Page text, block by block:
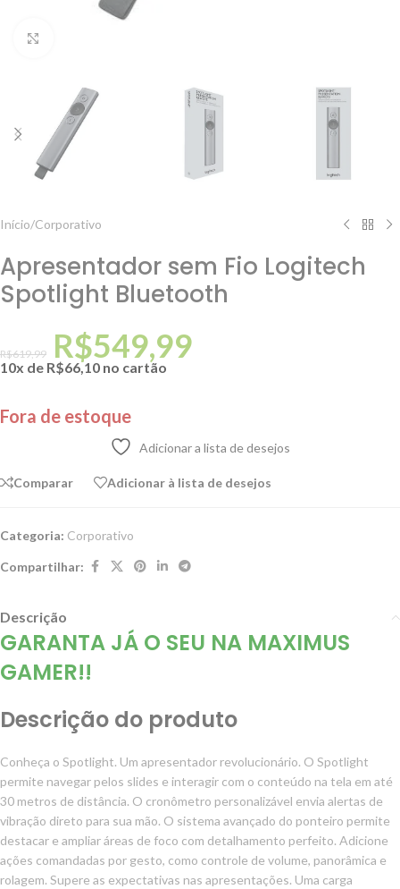
Início/Corporativo
Apresentador sem Fio Logitech
Spotlight Bluetooth
R$619,99 R$549,99
10x de R$66,10 no cartão
Fora de estoque
Adicionar a lista de desejos
Comparar Adicionar à lista de desejos
Categoria: Corporativo
Compartilhar:
Descrição
GARANTA JÁ O SEU NA MAXIMUS
GAMER!!
Descrição do produto
Conheça o Spotlight. Um apresentador revolucionário. O Spotlight
permite navegar pelos slides e interagir com o conteúdo na tela em até
30 metros de distância. O cronômetro personalizável envia alertas de
vibração direto para sua mão. O sistema avançado do ponteiro permite
destacar e ampliar áreas de foco com detalhamento perfeito. Adicione
ações comandadas por gesto, como controle de volume, panorâmica e
rolagem. Supere as expectativas nas apresentações. Uma carga